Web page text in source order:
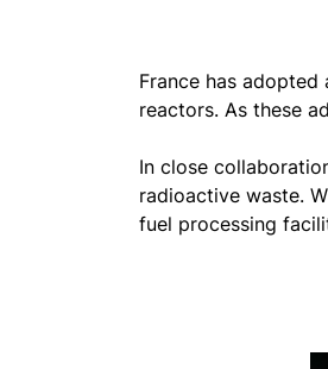
France has
reactors. As these
In close
radioactive waste.
fuel processing